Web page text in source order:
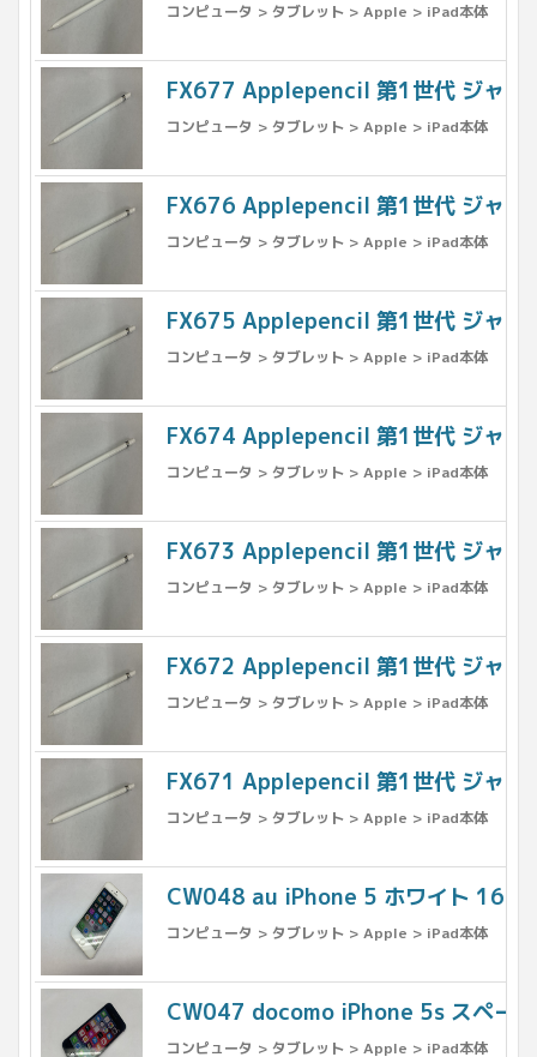
コンピュータ > タブレット > Apple > iPad本体
FX677 Applepencil 第1世代 ジャン
コンピュータ > タブレット > Apple > iPad本体
FX676 Applepencil 第1世代 ジャン
コンピュータ > タブレット > Apple > iPad本体
FX675 Applepencil 第1世代 ジャン
コンピュータ > タブレット > Apple > iPad本体
FX674 Applepencil 第1世代 ジャン
コンピュータ > タブレット > Apple > iPad本体
FX673 Applepencil 第1世代 ジャン
コンピュータ > タブレット > Apple > iPad本体
FX672 Applepencil 第1世代 ジャン
コンピュータ > タブレット > Apple > iPad本体
FX671 Applepencil 第1世代 ジャン
コンピュータ > タブレット > Apple > iPad本体
CW048 au iPhone 5 ホワイト
コンピュータ > タブレット > Apple > iPad本体
CW047 docomo iPhone 5s スペー
コンピュータ > タブレット > Apple > iPad本体